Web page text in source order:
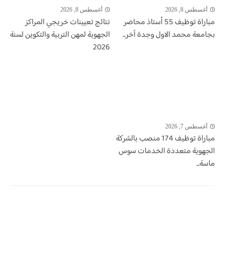
أغسطس 8, 2026
مباراة توظيف 55 أستاذ محاضر
بجامعة محمد الاول وجدة آخر...
أغسطس 8, 2026
نتائج تعيينات خريجي المراكز
الجهوية لمهن التربية والتكوين لسنة
2026
أغسطس 7, 2026
مباراة توظيف 174 منصب بالشركة
الجهوية متعددة الخدمات سوس
ماسة...